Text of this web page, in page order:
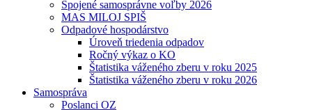
Spojené samosprávne voľby 2026
MAS MILOJ SPIŠ
Odpadové hospodárstvo
Úroveň triedenia odpadov
Ročný výkaz o KO
Štatistika váženého zberu v roku 2025
Štatistika váženého zberu v roku 2026
Samospráva
Poslanci OZ